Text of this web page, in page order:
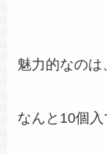
魅力的なのは
なんと10個入